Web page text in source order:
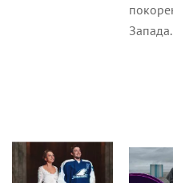
Запада.